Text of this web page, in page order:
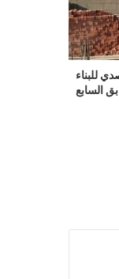
للبناء
السابع